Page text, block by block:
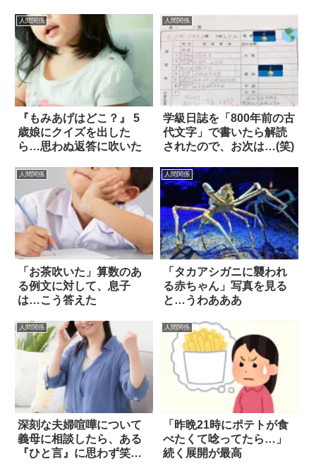
人間関係
『もみあげはどこ？』 5
歳娘にクイズを出した
ら…思わぬ返答に吹いた
人間関係
学級日誌を「800年前の古
代文字」で書いたら解読
されたので、お次は…(笑)
人間関係
「お茶吹いた」算数のあ
る例文に対して、息子
は…こう答えた
人間関係
「タカアシガニに襲われ
る赤ちゃん」写真を見る
と…うわあああ
人間関係
深刻な夫婦喧嘩について
義母に相談したら、ある
『ひと言』に思わず笑っ
人間関係
「昨晩21時にポテトが食
べたくて唸ってたら…」
続く展開が最高